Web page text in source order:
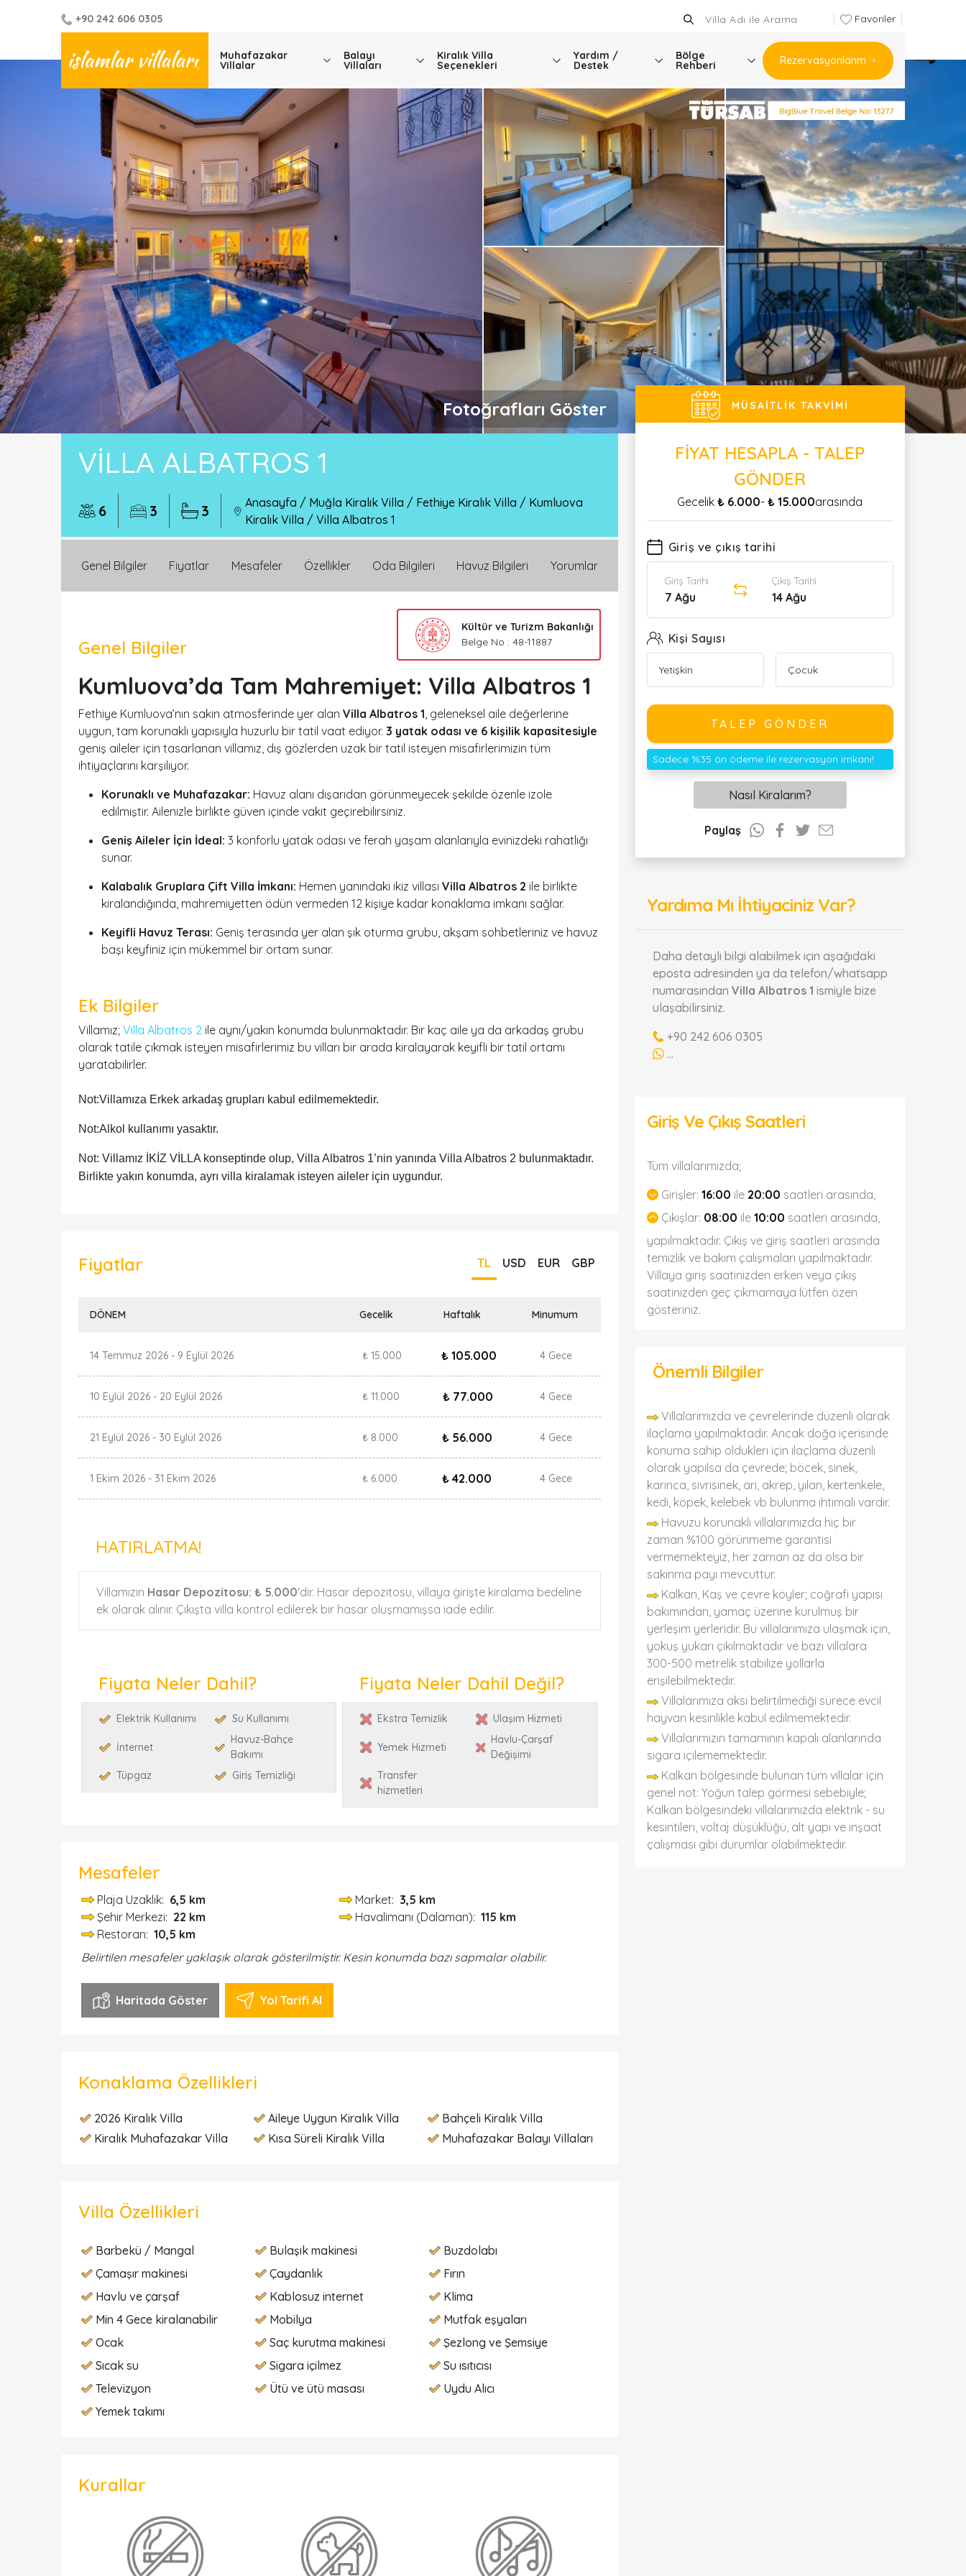
+90 242 606 0305 Favoriler
Muhafazakar
Villalar
Balayı
Villaları
Kiralık Villa
Seçenekleri
Yardım /
Destek
Bölge
Rehberi Rezervasyonlarım
Fotoğrafları Göster
VILLA ALBATROS 1
6 3 3 Anasayfa / Muğla Kiralık Villa / Fethiye Kiralık Villa / Kumluova
Kiralık Villa / Villa Albatros 1
Genel Bilgiler Fiyatlar Mesafeler Özellikler Oda Bilgileri Havuz Bilgileri Yorumlar
Genel Bilgiler
Kültür ve Turizm Bakanlığı
Belge No : 48-11887
Kumluova’da Tam Mahremiyet: Villa Albatros 1
Fethiye Kumluova’nın sakin atmosferinde yer alan Villa Albatros 1, geleneksel aile değerlerine
uygun, tam korunaklı yapısıyla huzurlu bir tatil vaat ediyor. 3 yatak odası ve 6 kişilik kapasitesiyle
geniş aileler için tasarlanan villamız, dış gözlerden uzak bir tatil isteyen misafirlerimizin tüm
ihtiyaçlarını karşılıyor.
Korunaklı ve Muhafazakar: Havuz alanı dışarıdan görünmeyecek şekilde özenle izole
edilmiştir. Ailenizle birlikte güven içinde vakit geçirebilirsiniz.
Geniş Aileler İçin İdeal: 3 konforlu yatak odası ve ferah yaşam alanlarıyla evinizdeki rahatlığı
sunar.
Kalabalık Gruplara Çift Villa İmkanı: Hemen yanındaki ikiz villası Villa Albatros 2 ile birlikte
kiralandığında, mahremiyetten ödün vermeden 12 kişiye kadar konaklama imkanı sağlar.
Keyifli Havuz Terası: Geniş terasında yer alan şık oturma grubu, akşam sohbetleriniz ve havuz
başı keyfiniz için mükemmel bir ortam sunar.
Ek Bilgiler
Villamız; Villa Albatros 2 ile aynı/yakın konumda bulunmaktadır. Bir kaç aile ya da arkadaş grubu
olarak tatile çıkmak isteyen misafirlerimiz bu vilları bir arada kiralayarak keyifli bir tatil ortamı
yaratabilirler.
Not:Villamıza Erkek arkadaş grupları kabul edilmemektedir.
Not:Alkol kullanımı yasaktır.
Not: Villamız İKİZ VİLLA konseptinde olup, Villa Albatros 1’nin yanında Villa Albatros 2 bulunmaktadır.
Birlikte yakın konumda, ayrı villa kiralamak isteyen aileler için uygundur.
Fiyatlar TL USD EUR GBP
DÖNEM Gecelik Haftalık Minumum
14 Temmuz 2026 - 9 Eylül 2026 ₺ 15.000 ₺ 105.000 4 Gece
10 Eylül 2026 - 20 Eylül 2026 ₺ 11.000 ₺ 77.000 4 Gece
21 Eylül 2026 - 30 Eylül 2026 ₺ 8.000 ₺ 56.000 4 Gece
1 Ekim 2026 - 31 Ekim 2026 ₺ 6.000 ₺ 42.000 4 Gece
HATIRLATMA!
Villamızın Hasar Depozitosu: ₺ 5.000'dir. Hasar depozitosu, villaya girişte kiralama bedeline
ek olarak alınır. Çıkışta villa kontrol edilerek bir hasar oluşmamışsa iade edilir.
Fiyata Neler Dahil?
Elektrik Kullanımı Su Kullanımı
İnternet
Havuz-Bahçe
Bakımı
Tüpgaz
Giriş Temizliği
Fiyata Neler Dahil Değil?
Ekstra Temizlik Ulaşım Hizmeti
Yemek Hizmeti
Havlu-Çarşaf
Değişimi
Transfer
hizmetleri
Mesafeler
Plaja Uzaklık: 6,5 km Market: 3,5 km
Şehir Merkezi: 22 km Havalimanı (Dalaman):115 km
Restoran: 10,5 km
Belirtilen mesafeler yaklaşık olarak gösterilmiştir. Kesin konumda bazı sapmalar olabilir.
Haritada Göster Yol Tarifi Al
Konaklama Özellikleri
2026 Kiralık Villa Aileye Uygun Kiralık Villa
Bahçeli Kiralık Villa
Kiralık Muhafazakar Villa
Kısa Süreli Kiralık Villa Muhafazakar Balayı Villaları
Villa Özellikleri
Barbekü / Mangal Bulaşık makinesi
Buzdolabı
Çamaşır makinesi
Çaydanlık
Fırın
Havlu ve çarşaf
Kablosuz internet
Klima
Min 4 Gece kiralanabilir
Mobilya
Mutfak eşyaları
Ocak
Saç kurutma makinesi
Şezlong ve Şemsiye
Sıcak su
Sigara içilmez
Su ısıtıcısı
Televizyon
Ütü ve ütü masası
Uydu Alıcı
Yemek takımı
Kurallar
MÜSAITLIK TAKVIMI
FIYAT HESAPLA - TALEP
GÖNDER
Gecelik₺ 6.000-₺ 15.000arasında
Giriş ve çıkış tarihi
Giriş Tarihi
7 Ağu
Çıkış Tarihi
14 Ağu
Kişi Sayısı
TALEP GÖNDER
Sadece %35 ön ödeme ile rezervasyon imkanı!
Nasıl Kiralarım?
Paylaş
Yardıma Mı İhtiyaciniz Var?
Daha detaylı bilgi alabilmek için aşağıdaki
eposta adresinden ya da telefon/whatsapp
numarasından Villa Albatros 1 ismiyle bize
ulaşabilirsiniz.
+90 242 606 0305
...
Giriş Ve Çıkış Saatleri
Tüm villalarımızda;
Girişler: 16:00 ile 20:00 saatleri arasında,
Çıkışlar: 08:00 ile 10:00 saatleri arasında,
yapılmaktadır. Çıkış ve giriş saatleri arasında
temizlik ve bakım çalışmaları yapılmaktadır.
Villaya giriş saatinizden erken veya çıkış
saatinizden geç çıkmamaya lütfen özen
gösteriniz.
Önemli Bilgiler
Villalarımızda ve çevrelerinde düzenli olarak
ilaçlama yapılmaktadır. Ancak doğa içerisinde
konuma sahip olduklerı için ilaçlama düzenli
olarak yapılsa da çevrede; böcek, sinek,
karınca, sivrisinek, arı, akrep, yılan, kertenkele,
kedi, köpek, kelebek vb bulunma ihtimali vardır.
Havuzu korunaklı villalarımızda hiç bir
zaman %100 görünmeme garantisi
vermemekteyiz, her zaman az da olsa bir
sakınma payı mevcuttur.
Kalkan, Kaş ve çevre köyler; coğrafi yapısı
bakımından, yamaç üzerine kurulmuş bir
yerleşim yerleridir. Bu villalarımıza ulaşmak için,
yokuş yukarı çıkılmaktadır ve bazı villalara
300-500 metrelik stabilize yollarla
erişilebilmektedir.
Villalarımıza aksi belirtilmediği sürece evcil
hayvan kesinlikle kabul edilmemektedir.
Villalarımızın tamamının kapalı alanlarında
sigara içilememektedir.
Kalkan bölgesinde bulunan tüm villalar için
genel not: Yoğun talep görmesi sebebiyle;
Kalkan bölgesindeki villalarımızda elektrik - su
kesintileri, voltaj düşüklüğü, alt yapı ve inşaat
çalışması gibi durumlar olabilmektedir.